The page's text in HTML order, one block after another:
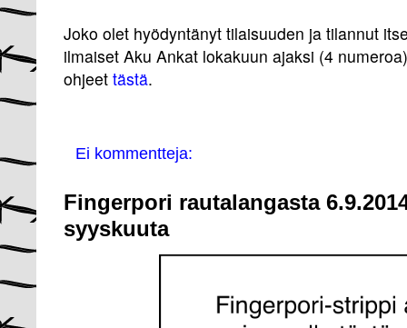
Joko olet hyödyntänyt tilaisuuden ja tilannut
ilmaiset Aku Ankat lokakuun ajaksi (4
ohjeet tästä.
Ei kommentteja:
Fingerpori rautalangasta
syyskuuta